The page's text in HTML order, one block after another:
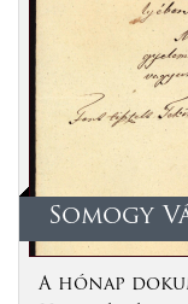
Somogy
A hónap